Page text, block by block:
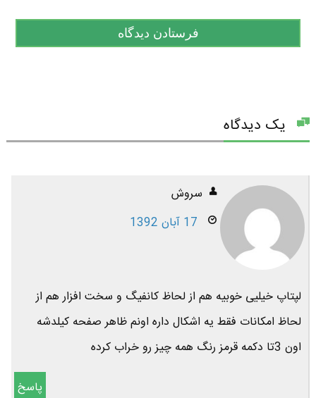
یک دیدگاه
سروش
17 آبان 1392
لپتاپ خیلیی خوبیه هم از لحاظ کانفیگ و سخت افزار هم از
لحاظ امکانات فقط یه اشکال داره اونم ظاهر صفحه کیلدشه
اون 3تا دکمه قرمز رنگ همه چیز رو خراب کرده
پاسخ